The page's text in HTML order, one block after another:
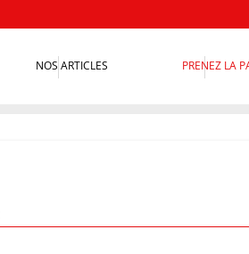
NOS ARTICLES PRENEZ LA